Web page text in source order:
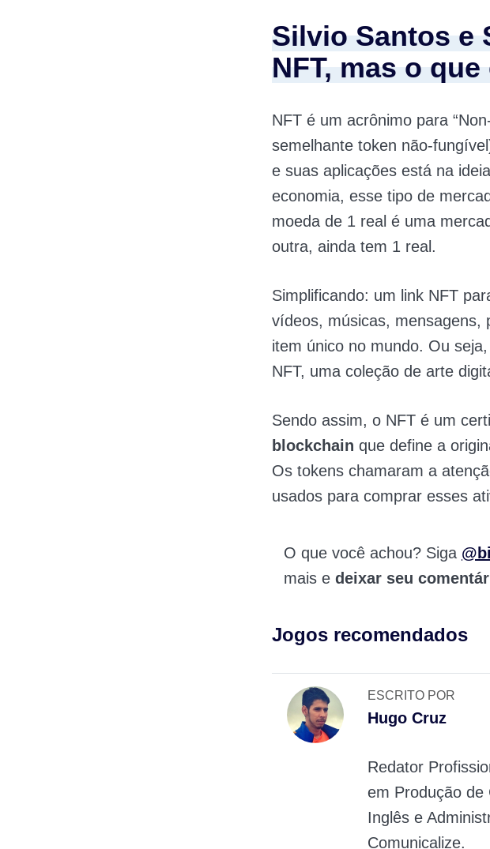
Silvio Santos e
NFT, mas o
NFT é um acrônimo para
semelhante token não-
e suas aplicações está na
economia, esse tipo de
moeda de 1 real é uma
outra, ainda tem 1 real.
Simplificando: um link NFT
vídeos, músicas, mensagens,
item único no mundo. Ou
NFT, uma coleção de arte
Sendo assim, o NFT é um
blockchain que define a
Os tokens chamaram a
usados ​​para comprar esses
O que você achou? Siga
mais e deixar seu
Jogos recomendados
ESCRITO POR
Hugo Cruz
Redator
em Produção de
Inglês e
Comunicalize.